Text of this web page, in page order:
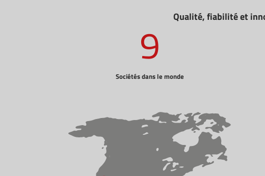
Qualité, fiabilité et
9
Sociétés dans le monde